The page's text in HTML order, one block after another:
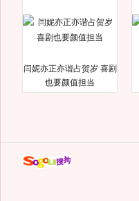
闫妮亦正亦谐占贺岁 喜剧
也要颜值担当